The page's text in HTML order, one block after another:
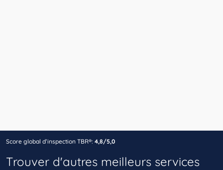
Score global d’inspection TBR®: 4,8/5,0
Trouver d'autres meilleurs services